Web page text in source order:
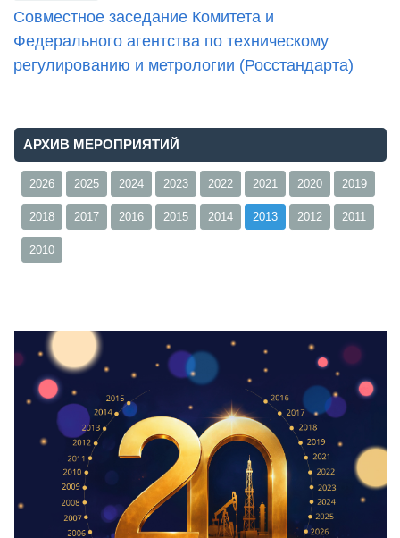
Совместное заседание Комитета и
Федерального агентства по техническому
регулированию и метрологии (Росстандарта)
АРХИВ МЕРОПРИЯТИЙ
2026 2025 2024 2023 2022 2021 2020 2019
2018 2017 2016 2015 2014 2013 2012 2011
2010